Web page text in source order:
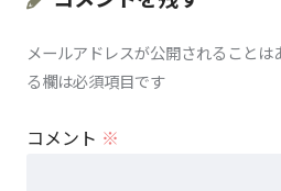
メールアドレスが公開されることは
る欄は必須項目です
コメント ※